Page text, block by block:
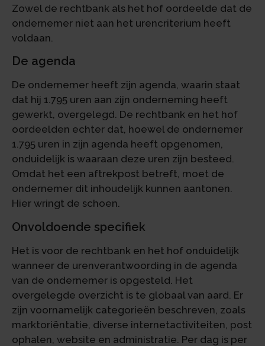
Zowel de rechtbank als het hof oordeelde dat de
ondernemer niet aan het urencriterium heeft
voldaan.
De agenda
De ondernemer heeft zijn agenda, waarin staat
dat hij 1.795 uren aan zijn onderneming heeft
gewerkt, overgelegd. De rechtbank en het hof
oordeelden echter dat, hoewel de ondernemer
1.795 uren in zijn agenda heeft opgenomen,
onduidelijk is waaraan deze uren zijn besteed.
Omdat het een aftrekpost betreft, moet de
ondernemer dit inhoudelijk kunnen aantonen.
Hier wringt de schoen.
Onvoldoende specifiek
Het is voor de rechtbank en het hof onduidelijk
wanneer de urenverantwoording in de agenda
van de ondernemer is opgesteld. Het
overgelegde overzicht is te globaal van aard. Er
zijn voornamelijk categorieën beschreven, zoals
marktoriëntatie, diverse internetactiviteiten, post
ophalen, website en administratie. Per dag is per